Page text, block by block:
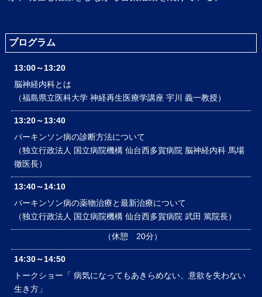
プログラム
13:00～13:20
脳神経内科とは
（福島県立医科大学 神経再生医療学講座 宇川 義一教授）
13:20～13:40
パーキンソン病の診断方法について
（独立行政法人 国立病院機構 仙台西多賀病院 脳神経内科 馬場
徹医長）
13:40～14:10
パーキンソン病の薬物治療と最新治療について
（独立行政法人 国立病院機構 仙台西多賀病院 武田 篤院長）
（休憩 20分）
14:30～14:50
トークショー「 病気になってもあきらめない、意欲を失わない
生き方」